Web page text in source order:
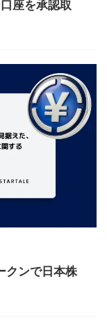
座を承認取
クンで日本株